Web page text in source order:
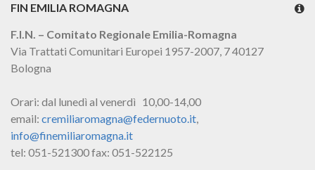
FIN EMILIA ROMAGNA
F.I.N. – Comitato Regionale Emilia-Romagna
Via Trattati Comunitari Europei 1957-2007, 7 40127
Bologna
Orari: dal lunedì al venerdì 10,00-14,00
email: cremiliaromagna@federnuoto.it,
info@finemiliaromagna.it
tel: 051-521300 fax: 051-522125